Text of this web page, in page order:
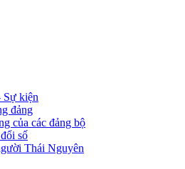
Sự kiện
đảng
của các đảng bộ
số
Thái Nguyên